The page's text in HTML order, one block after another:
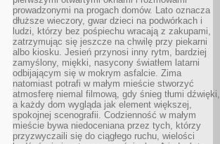
prowadzonymi na progach domów. Lato oznacza
dłuższe wieczory, gwar dzieci na podwórkach i
ludzi, którzy bez pośpiechu wracają z zakupami,
zatrzymując się jeszcze na chwilę przy piekarni
albo kiosku. Jesień przynosi inny rytm, bardziej
zamyślony, miękki, nasycony światłem latarni
odbijającym się w mokrym asfalcie. Zima
natomiast potrafi w małym mieście stworzyć
atmosferę niemal filmową, gdy śnieg tłumi dźwięki,
a każdy dom wygląda jak element większej,
spokojnej scenografii. Codzienność w małym
mieście bywa niedoceniana przez tych, którzy
przyzwyczaili się do ciągłego ruchu, wielości